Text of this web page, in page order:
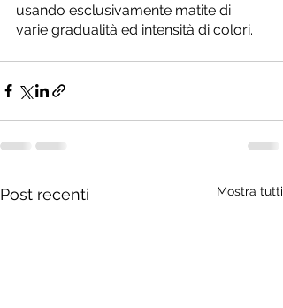
usando esclusivamente matite di
varie gradualità ed intensità di colori.
Post recenti Mostra tutti